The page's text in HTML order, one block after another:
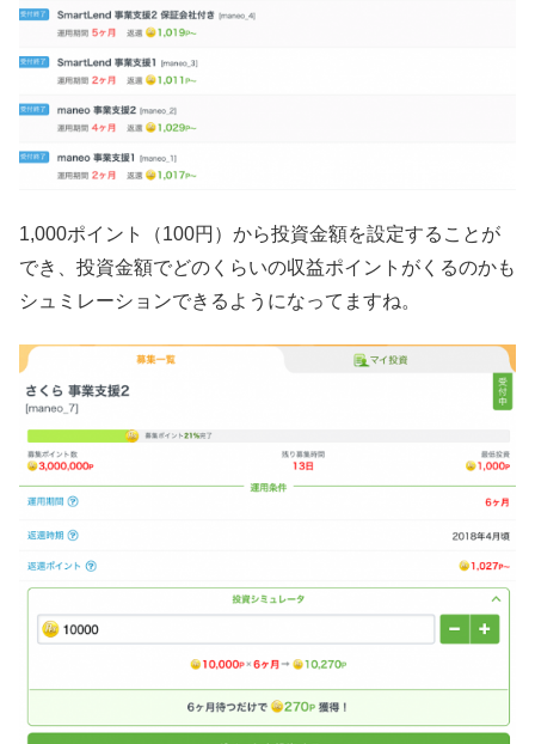
1,000ポイント（100円）から投資金額を設定することが
でき、投資金額でどのくらいの収益ポイントがくるのかも
シュミレーションできるようになってますね。